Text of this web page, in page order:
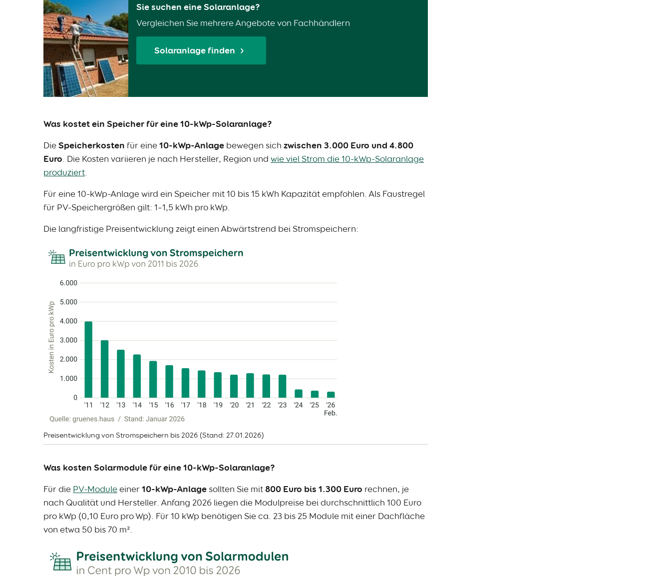
Sie suchen eine Solaranlage?
Vergleichen Sie mehrere Angebote von Fachhändlern
Solaranlage finden
Was kostet ein Speicher für eine 10-kWp-Solaranlage?
Die Speicherkosten für eine 10-kWp-Anlage bewegen sich zwischen 3.000 Euro und 4.800
Euro. Die Kosten variieren je nach Hersteller, Region und wie viel Strom die 10-kWp-Solaranlage
produziert.
Für eine 10-kWp-Anlage wird ein Speicher mit 10 bis 15 kWh Kapazität empfohlen. Als Faustregel
für PV-Speichergrößen gilt: 1–1,5 kWh pro kWp.
Die langfristige Preisentwicklung zeigt einen Abwärtstrend bei Stromspeichern:
Preisentwicklung von Stromspeichern bis 2026 (Stand: 27.01.2026)
Was kosten Solarmodule für eine 10-kWp-Solaranlage?
Für die PV-Module einer10-kWp-Anlage sollten Sie mit 800 Euro bis 1.300 Euro rechnen, je
nach Qualität und Hersteller. Anfang 2026 liegen die Modulpreise bei durchschnittlich 100 Euro
pro kWp (0,10 Euro pro Wp). Für 10 kWp benötigen Sie ca. 23 bis 25 Module mit einer Dachfläche
von etwa 50 bis 70 m².